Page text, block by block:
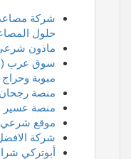
حلول
ماذون
سوق عرب
مبوبة
منصة رجحان
منصة عسير
موقع شرعي
شركة
أبوتركي